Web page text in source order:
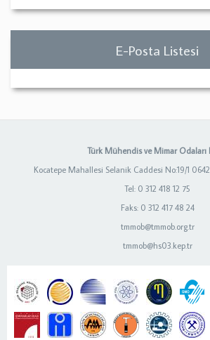
E-Posta Listesi
Türk Mühendis ve Mimar Odaları
Kocatepe Mahallesi Selanik Caddesi No:19/1
Tel: 0 312 418 12 75
Faks: 0 312 417 48 24
tmmob@tmmob.org.tr
tmmob@hs03.kep.tr